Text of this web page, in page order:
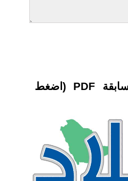
الاصدارات السابقة PDF (اضغط